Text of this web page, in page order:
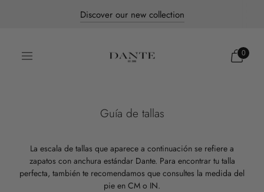
0
Free shipping to all of Mexico
Dante's most iconic pieces
Discover our new collection
Guía de tallas
La escala de tallas que aparece a continuación se refiere a
zapatos con anchura estándar Dante. Para encontrar tu talla
perfecta, también te recomendamos que consultes la medida del
pie en CM o IN.